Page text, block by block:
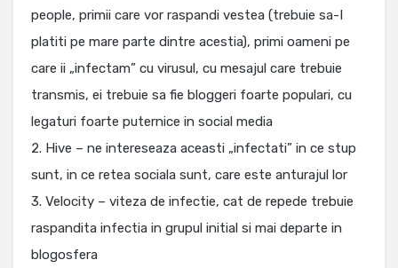
people, primii care vor raspandi vestea (trebuie sa-I
platiti pe mare parte dintre acestia), primi oameni pe
care ii „infectam” cu virusul, cu mesajul care trebuie
transmis, ei trebuie sa fie bloggeri foarte populari, cu
legaturi foarte puternice in social media
2. Hive – ne intereseaza aceasti „infectati” in ce stup
sunt, in ce retea sociala sunt, care este anturajul lor
3. Velocity – viteza de infectie, cat de repede trebuie
raspandita infectia in grupul initial si mai departe in
blogosfera